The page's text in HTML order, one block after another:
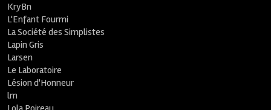
KryBn
L'Enfant Fourmi
La Société des Simplistes
Lapin Gris
Larsen
Le Laboratoire
Lésion d'Honneur
lm